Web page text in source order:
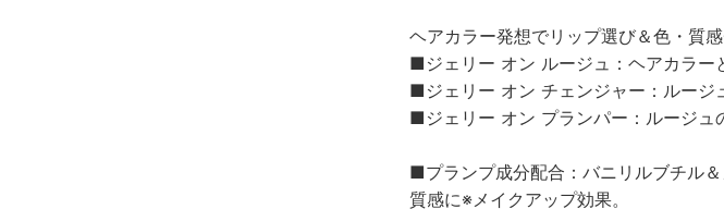
ヘアカラー発想でリップ選び＆色・質
■ジェリー オン ルージュ：ヘアカラー
■ジェリー オン チェンジャー：ルージ
■ジェリー オン プランパー：ルージュ
■プランプ成分配合：バニリルブチル
質感に※メイクアップ効果。